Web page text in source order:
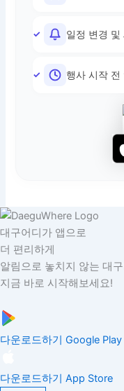
일정 변경 및
행사 시작 전
대구어디가 앱으로
더 편리하게
알림으로 놓치지 않는 대
지금 바로 시작해보세요!
다운로드하기 Google Play
다운로드하기 App Store